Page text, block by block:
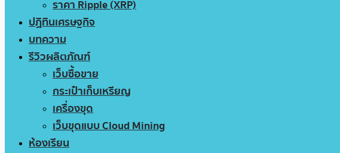
ราคา Ripple (XRP)
ปฏิทินเศรษฐกิจ
บทความ
รีวิวผลิตภัณฑ์
เว็บซื้อขาย
กระเป๋าเก็บเหรียญ
เครื่องขุด
เว็บขุดแบบ Cloud Mining
ห้องเรียน